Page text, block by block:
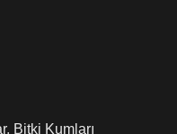
, Bitki Kumları